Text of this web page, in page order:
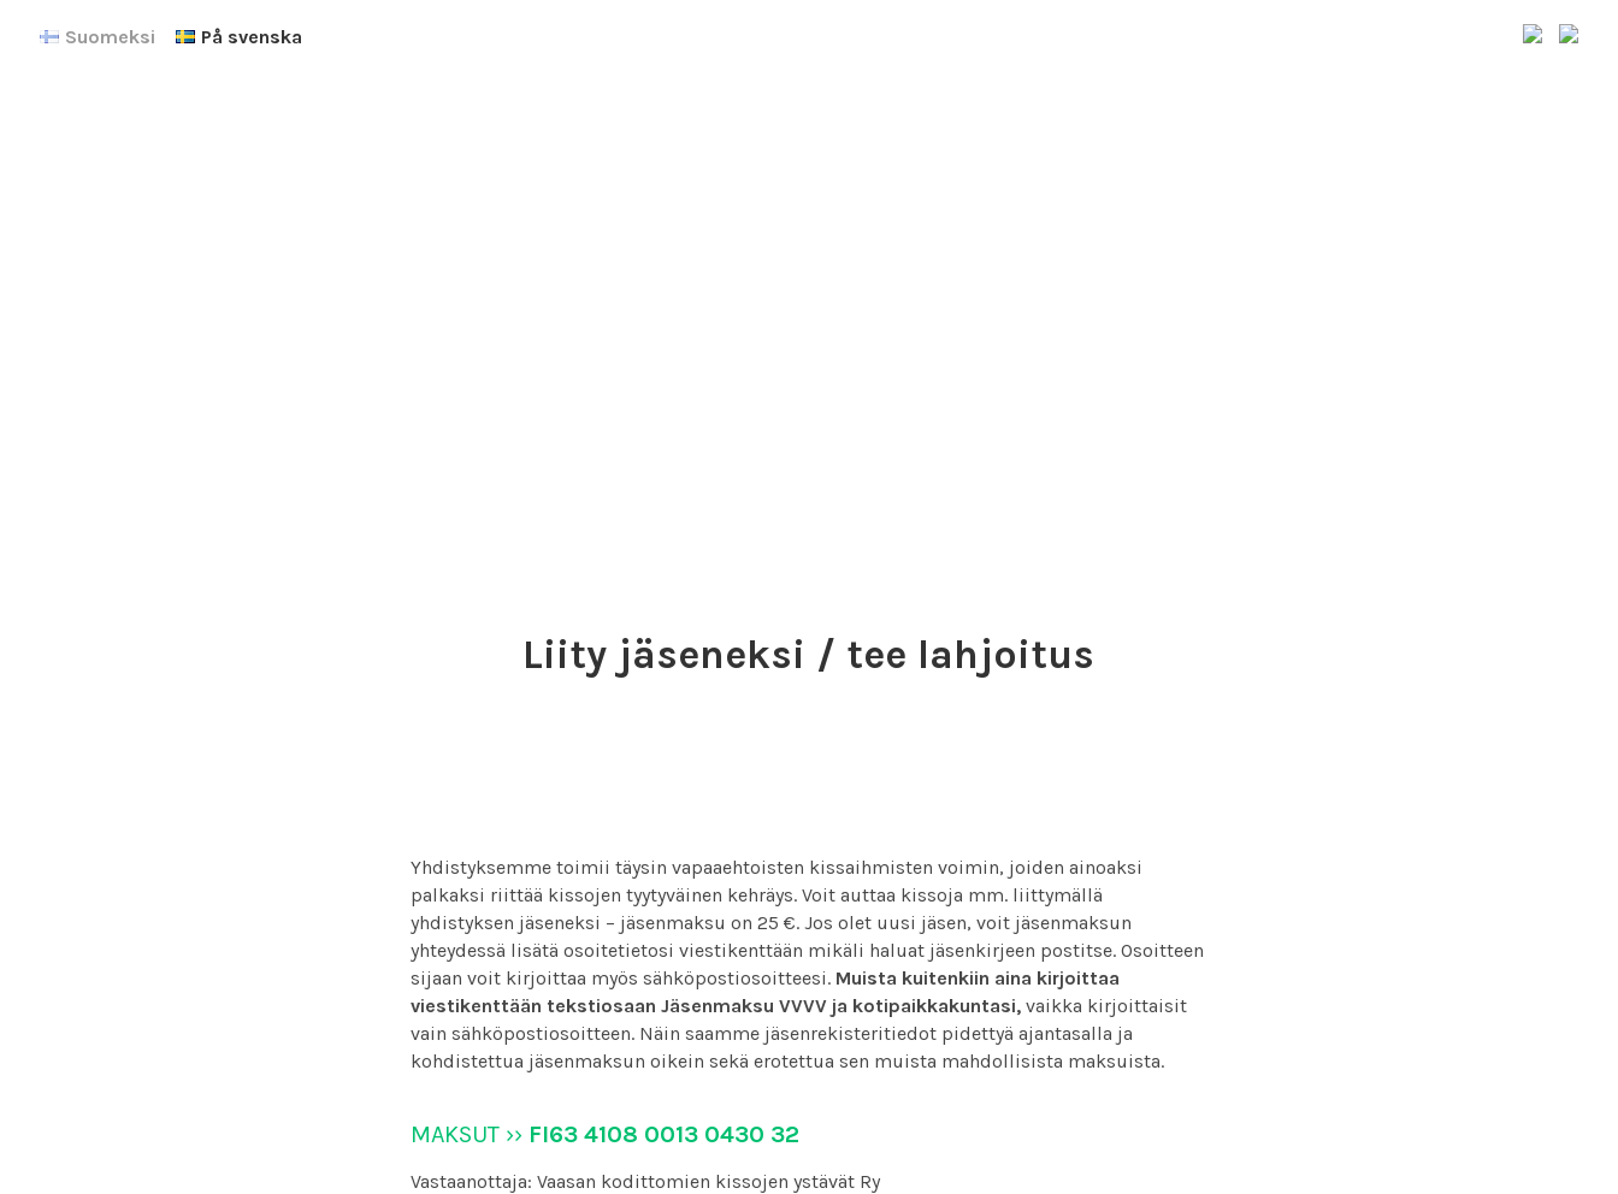
Suomeksi På svenska
Liity jäseneksi / tee lahjoitus
Yhdistyksemme toimii täysin vapaaehtoisten kissaihmisten voimin, joiden ainoaksi
palkaksi riittää kissojen tyytyväinen kehräys. Voit auttaa kissoja mm. liittymällä
yhdistyksen jäseneksi – jäsenmaksu on 25 €. Jos olet uusi jäsen, voit jäsenmaksun
yhteydessä lisätä osoitetietosi viestikenttään mikäli haluat jäsenkirjeen postitse. Osoitteen
sijaan voit kirjoittaa myös sähköpostiosoitteesi. Muista kuitenkiin aina kirjoittaa
viestikenttään tekstiosaan Jäsenmaksu VVVV ja kotipaikkakuntasi,vaikka kirjoittaisit
vain sähköpostiosoitteen. Näin saamme jäsenrekisteritiedot pidettyä ajantasalla ja
kohdistettua jäsenmaksun oikein sekä erotettua sen muista mahdollisista maksuista.
MAKSUT ›› FI63 4108 0013 0430 32
Vastaanottaja: Vaasan kodittomien kissojen ystävät Ry